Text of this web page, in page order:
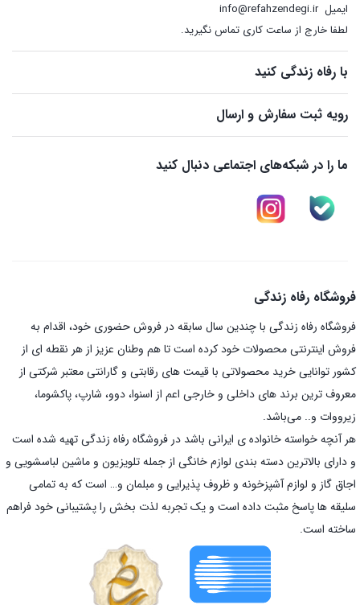
ایمیلinfo@refahzendegi.ir
لطفا خارج از ساعت کاری تماس نگیرید.
با رفاه زندگی کنید
رویه ثبت سفارش و ارسال
ما را در شبکه‌های اجتماعی دنبال کنید
فروشگاه رفاه زندگی
فروشگاه رفاه زندگی با چندین سال سابقه در فروش حضوری خود، اقدام به
فروش اینترنتی محصولات خود کرده است تا هم وطنان عزیز از هر نقطه ای از
کشور توانایی خرید محصولاتی با قیمت های رقابتی و گارانتی معتبر شرکتی از
معروف ترین برند های داخلی و خارجی اعم از اسنوا، دوو، شارپ، پاکشوما،
زیرووات و.. می‌باشد.
هر آنچه خواسته خانواده ی ایرانی باشد در فروشگاه رفاه زندگی تهیه شده است
و دارای بالاترین دسته بندی لوازم خانگی از جمله تلویزیون و ماشین لباسشویی و
اجاق گاز و لوازم آشپزخونه و ظروف پذیرایی و مبلمان و… است که به تمامی
سلیقه ها پاسخ مثبت داده است و یک تجربه لذت بخش را پشتیبانی خود فراهم
ساخته است.